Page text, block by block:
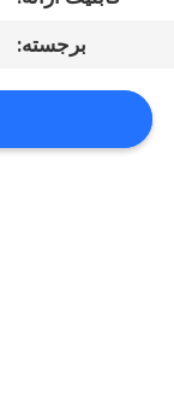
کیفیتبرجسته: